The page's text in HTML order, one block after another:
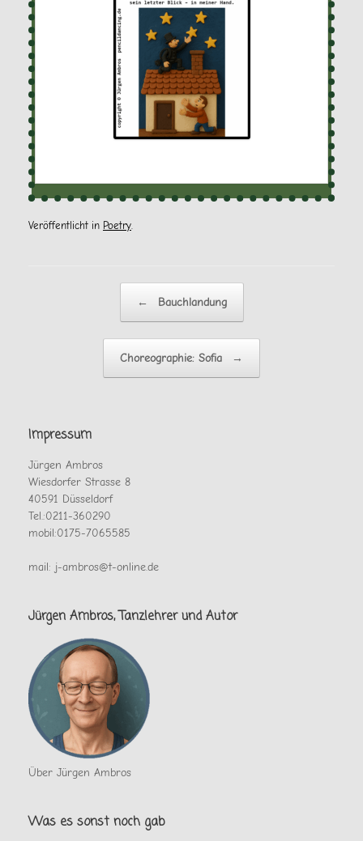
Veröffentlicht in Poetry
← Bauchlandung
Choreographie: Sofia →
Impressum
Jürgen Ambros
Wiesdorfer Strasse 8
40591 Düsseldorf
Tel.:0211-360290
mobil:0175-7065585
mail: j-ambros@t-online.de
Jürgen Ambros, Tanzlehrer und Autor
Über Jürgen Ambros
Was es sonst noch gab